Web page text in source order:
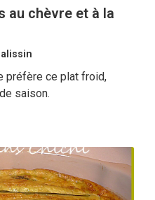
au chèvre et à la
préfère ce plat froid,
saison.